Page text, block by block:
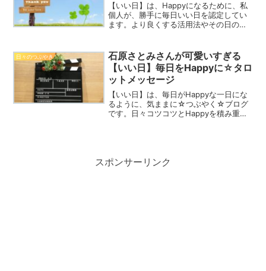
【いい日】は、Happyになるために、私
個人が、勝手に毎日いい日を認定してい
ます。より良くする活用法やその日の情
年の1年間を、一緒にHappyに過ごしまし
ょう！セリ...
日々のつぶやき
石原さとみさんが可愛いすぎる
【いい日】毎日をHappyに☆タロ
ットメッセージ
【いい日】は、毎日がHappyな一日にな
るように、気ままに☆つぶやく☆ブログ
です。日々コツコツとHappyを積み重ね
スポンサーリンク